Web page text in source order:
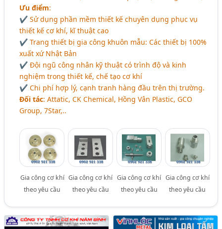
Ưu điểm:
✔ Sử dụng phần mềm thiết kế chuyên dụng phục vụ
thiết kế cơ khí, kĩ thuật cao
✔ Trang thiết bị gia công khuôn mẫu: Các thiết bị 100%
xuất xứ Nhật Bản
✔ Đội ngũ công nhân kỹ thuật có trình độ và kinh
nghiệm trong thiết kế, chế tạo cơ khí
✔ Chi phí hợp lý, cạnh tranh hàng đầu trên thị trường.
Đối tác: Attatic, CK Chemical, Hồng Vân Plastic, GCO
Group, 7Star,..
Gia công cơ khí
theo yêu cầu
Gia công cơ khí
theo yêu cầu
Gia công cơ khí
theo yêu cầu
Gia công cơ khí
theo yêu cầu